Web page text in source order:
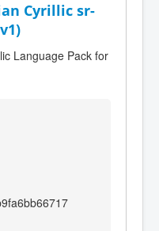
Cyrillic sr-
Language Pack for